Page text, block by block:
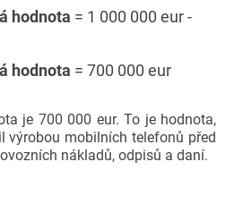
hodnota = 1 000 000 eur -
hodnota = 700 000 eur
je 700 000 eur. To je hodnota,
výrobou mobilních telefonů před
nákladů, odpisů a daní.